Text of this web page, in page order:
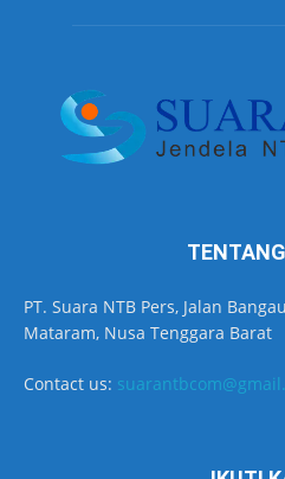
PT. Suara NTB Pers, Jalan
Mataram, Nusa Tenggara Barat
Contact us: